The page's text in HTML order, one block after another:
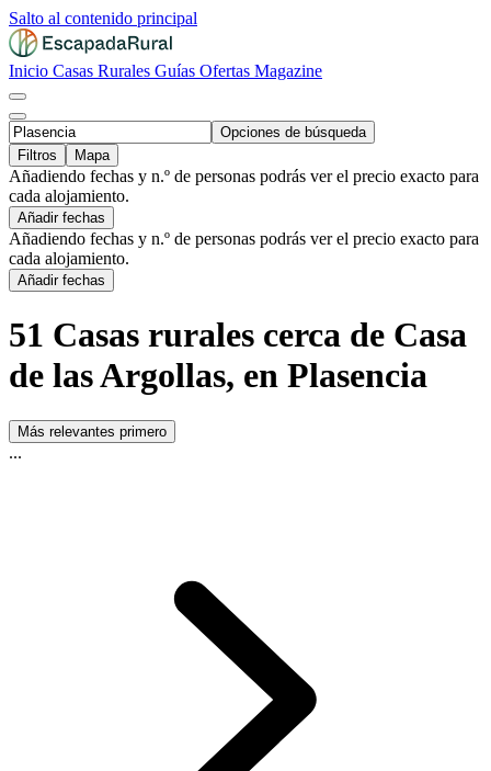
Salto al contenido principal
Inicio Casas Rurales Guías Ofertas Magazine
Opciones de búsqueda
Filtros
Mapa
Añadiendo fechas y n.º de personas podrás ver el precio exacto para
cada alojamiento.
Añadir fechas
Añadiendo fechas y n.º de personas podrás ver el precio exacto para
cada alojamiento.
Añadir fechas
51 Casas rurales cerca de Casa
de las Argollas, en Plasencia
Más relevantes primero
...